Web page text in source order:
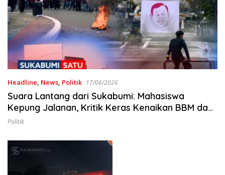
Headline, News, Politik 17/06/2026
Suara Lantang dari Sukabumi: Mahasiswa
Kepung Jalanan, Kritik Keras Kenaikan BBM dan
Transparansi MBG
Politik